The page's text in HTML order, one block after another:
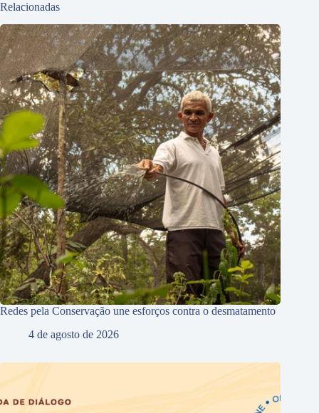
Relacionadas
Redes pela Conservação une esforços contra o desmatamento
4 de agosto de 2026